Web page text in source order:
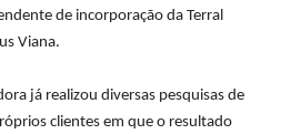
de incorporação da Terral
Viana.
já realizou diversas pesquisas de
clientes em que o resultado